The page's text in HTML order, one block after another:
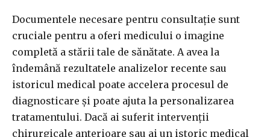
Documentele necesare pentru consultație sunt
cruciale pentru a oferi medicului o imagine
completă a stării tale de sănătate. A avea la
îndemână rezultatele analizelor recente sau
istoricul medical poate accelera procesul de
diagnosticare și poate ajuta la personalizarea
tratamentului. Dacă ai suferit intervenții
chirurgicale anterioare sau ai un istoric medical